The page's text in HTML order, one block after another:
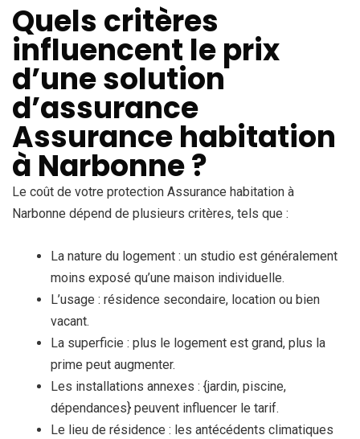
Quels critères
influencent le prix
d’une solution
d’assurance
Assurance habitation
à Narbonne ?
Le coût de votre protection Assurance habitation à
Narbonne dépend de plusieurs critères, tels que :
La nature du logement : un studio est généralement
moins exposé qu’une maison individuelle.
L’usage : résidence secondaire, location ou bien
vacant.
La superficie : plus le logement est grand, plus la
prime peut augmenter.
Les installations annexes : {jardin, piscine,
dépendances} peuvent influencer le tarif.
Le lieu de résidence : les antécédents climatiques